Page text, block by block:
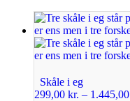
Skåle i eg
299,00 kr. – 1.445,00